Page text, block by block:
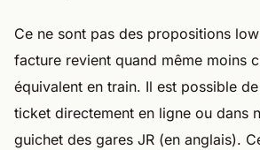
Ce ne sont pas des propositions
facture revient quand même moins
équivalent en train. Il est possible
ticket directement en ligne ou dans
guichet des gares JR (en anglais).